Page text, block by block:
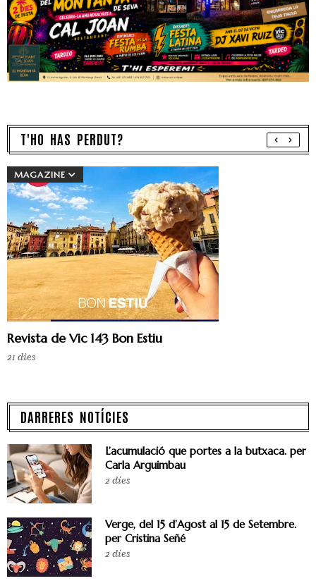
T'HO HAS PERDUT?
MAGAZINE
Revista de Vic 143 Bon Estiu
21 dies
DARRERES NOTÍCIES
L’acumulació que portes a la butxaca. per
Carla Arguimbau
2 dies
Verge, del 15 d’Agost al 15 de Setembre.
per Cristina Señé
2 dies